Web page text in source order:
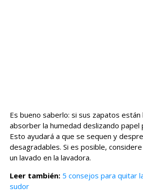
Es bueno saberlo: si sus zapatos
absorber la humedad deslizando papel
Esto ayudará a que se sequen y
desagradables. Si es posible,
un lavado en la lavadora.
Leer también: 5 consejos para quitar
sudor